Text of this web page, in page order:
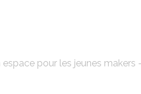
espace pour les jeunes